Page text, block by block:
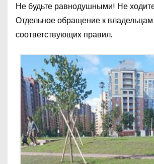
Не будьте равнодушными! Не
Отдельное обращение к
соответствующих правил.